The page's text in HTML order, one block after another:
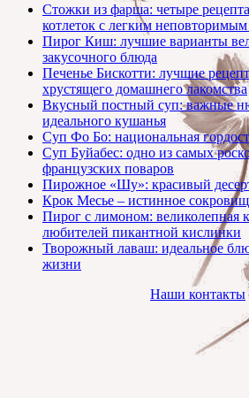
Стожки из фарша: четыре
котлеток с легким
Пирог Киш: лучшие варианты
закусочного блюда
Печенье Бискотти: лучшие
хрустящего домашнего лакомства
Вкусный постный суп: важные
идеального кушанья
Суп Фо Бо: национальная
Суп Буйабес: одно из самых
французских поваров
Пирожное «Шу»: красивый
Крок Месье – истинное
Пирог с лимоном: великолепная
любителей пикантной кислинки
Творожный лаваш: идеальное
жизни
Наши контакты